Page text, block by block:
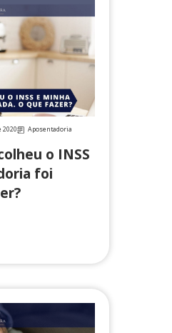
2020 Aposentadoria
o INSS
foi